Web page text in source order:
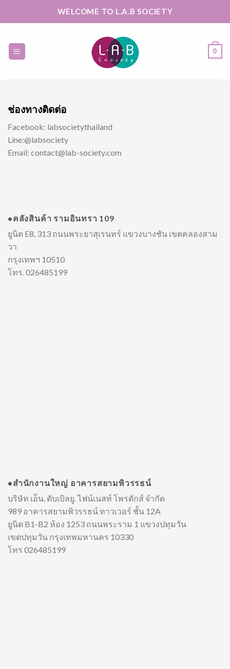
WELCOME TO L.A.B SOCIETY
0
ช่องทางติดต่อ
Facebook: labsocietythailand
Line:@labsociety
Email: contact@lab-society.com
•คลังสินค้า รามอินทรา 109
ยูนิต E8, 313 ถนนพระยาสุเรนทร์ แขวงบางชัน เขตคลองสาม
วา
กรุงเทพฯ 10510
โทร. 026485199
•สำนักงานใหญ่ อาคารสยามพิวรรธน์
บริษัท เอ็น. ดับเบิลยู. ไฟน์เนสท์ โพรดักส์ จำกัด
989 อาคารสยามพิวรรธน์ ทาวเวอร์ ชั้น 12A
ยูนิต B1-B2 ห้อง 1253 ถนนพระราม 1 แขวงปทุมวัน
เขตปทุมวัน กรุงเทพมหานคร 10330
โทร 026485199